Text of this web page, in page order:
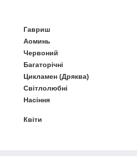
Гавриш
Аоминь
Червоний
Багаторічні
Цикламен (Дряква)
Світлолюбні
Насіння
Квіти